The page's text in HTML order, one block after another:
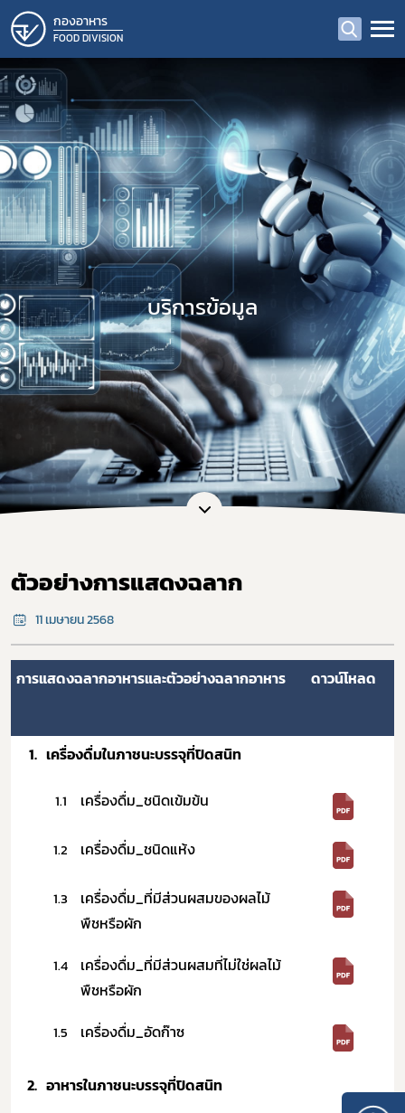
กองอาหาร
FOOD DIVISION
บริการข้อมูล
ตัวอย่างการแสดงฉลาก
11 เมษายน 2568
การแสดงฉลากอาหารและตัวอย่างฉลากอาหาร ​
ดาวน์โหลด
​1. เครื่องดื่มในภาชนะบรรจุที่ปิดสนิท
1.1 เครื่องดื่ม_ชนิดเข้มข้น
1.2 เครื่องดื่ม_ชนิดแห้ง
1.3
เครื่องดื่ม_ที่มีส่วนผสมของผลไม้
พืชหรือผัก
1.4
เครื่องดื่ม_ที่มีส่วนผสมที่ไม่ใช่ผลไม้
พืชหรือผัก
1.5 เครื่องดื่ม_อัดก๊าซ
2. อาหารในภาชนะบรรจุที่ปิดสนิท